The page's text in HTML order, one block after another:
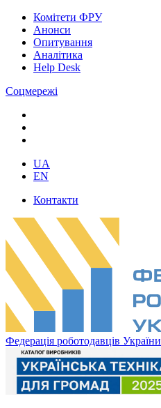
Комітети ФРУ
Анонси
Опитування
Аналітика
Help Desk
Соцмережі
UA
EN
Контакти
Федерація роботодавців України